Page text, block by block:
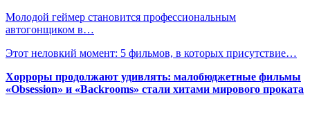
Молодой геймер становится профессиональным
автогонщиком в…
Этот неловкий момент: 5 фильмов, в которых присутствие…
Хорроры продолжают удивлять: малобюджетные фильмы
«Obsession» и «Backrooms» стали хитами мирового проката